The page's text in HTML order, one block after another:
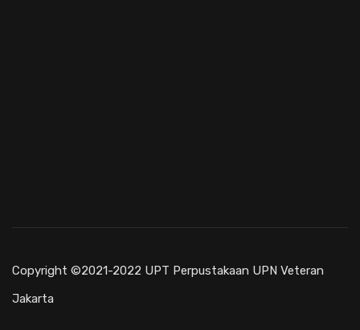
Copyright ©2021-2022 UPT Perpustakaan UPN Veteran
Jakarta